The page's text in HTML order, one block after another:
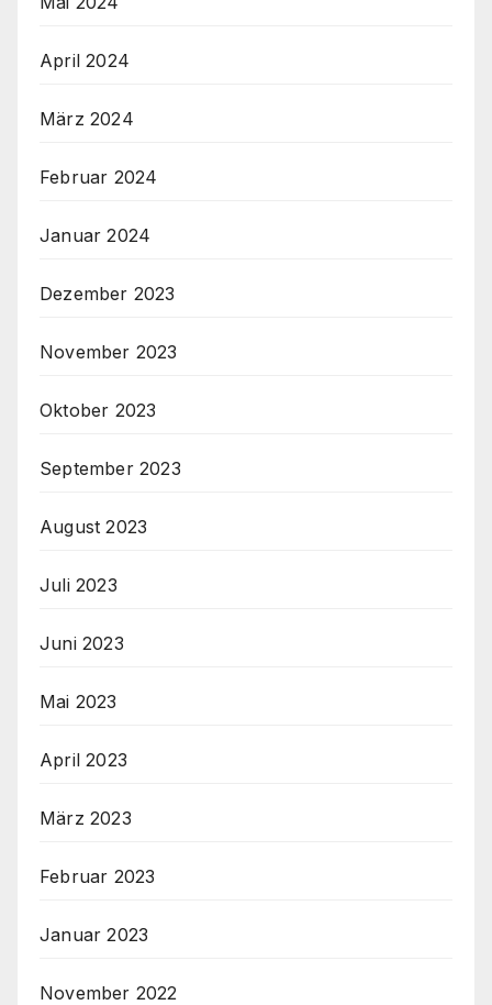
April 2024
März 2024
Februar 2024
Januar 2024
Dezember 2023
November 2023
Oktober 2023
September 2023
August 2023
Juli 2023
Juni 2023
Mai 2023
April 2023
März 2023
Februar 2023
Januar 2023
November 2022